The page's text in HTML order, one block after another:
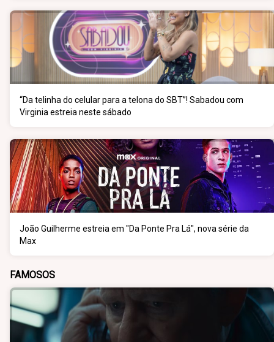
“Da telinha do celular para a telona do SBT”! Sabadou com
Virginia estreia neste sábado
João Guilherme estreia em "Da Ponte Pra Lá", nova série da
Max
FAMOSOS